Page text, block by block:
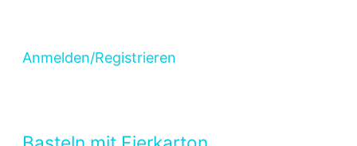
Anmelden/Registrieren